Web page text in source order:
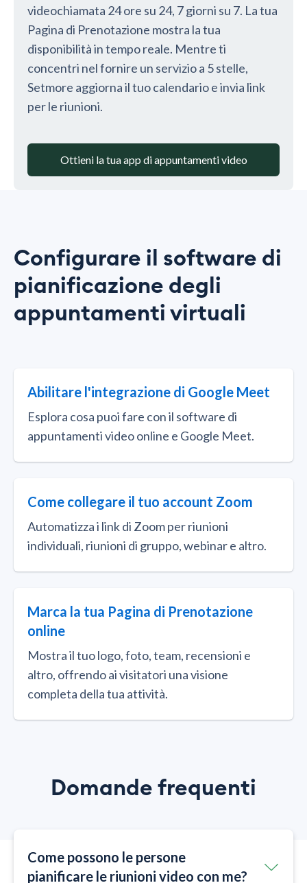
videochiamata 24 ore su 24, 7 giorni su 7. La tua
Pagina di Prenotazione mostra la tua
disponibilità in tempo reale. Mentre ti
concentri nel fornire un servizio a 5 stelle,
Setmore aggiorna il tuo calendario e invia link
per le riunioni.
Ottieni la tua app di appuntamenti video
Configurare il software di
pianificazione degli
appuntamenti virtuali
Abilitare l'integrazione di Google Meet
Esplora cosa puoi fare con il software di
appuntamenti video online e Google Meet.
Come collegare il tuo account Zoom
Automatizza i link di Zoom per riunioni
individuali, riunioni di gruppo, webinar e altro.
Marca la tua Pagina di Prenotazione
online
Mostra il tuo logo, foto, team, recensioni e
altro, offrendo ai visitatori una visione
completa della tua attività.
Domande frequenti
Come possono le persone
pianificare le riunioni video con me?